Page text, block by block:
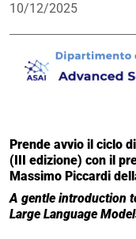
10/12/2025
Prende avvio il ciclo
(III edizione) con il
Massimo Piccardi
A gentle introduction
Large Language